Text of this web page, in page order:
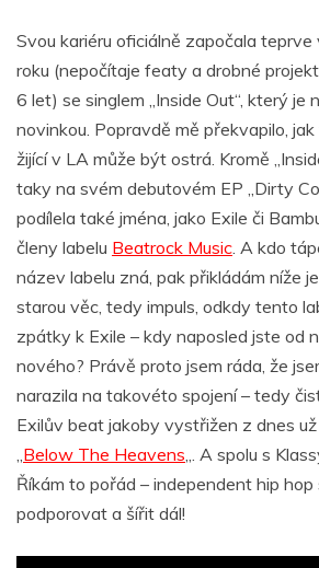
Svou kariéru oficiálně započala teprve
roku (nepočítaje featy a drobné
6 let) se singlem „Inside Out“, který je
novinkou. Popravdě mě překvapilo,
žijící v LA může být ostrá. Kromě
taky na svém debutovém EP „Dirty
podílela také jména, jako Exile či
členy labelu Beatrock Music. A kdo
název labelu zná, pak přikládám níže
starou věc, tedy impuls, odkdy tento
zpátky k Exile – kdy naposled jste od
nového? Právě proto jsem ráda, že
narazila na takovéto spojení – tedy
Exilův beat jakoby vystřižen z dnes
„Below The Heavens„. A spolu s
Říkám to pořád – independent hip
podporovat a šířit dál!